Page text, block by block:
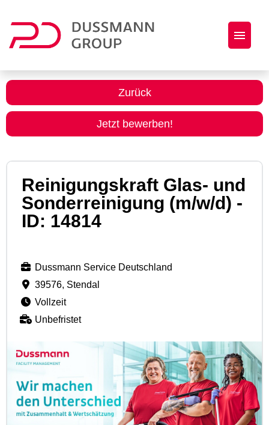
Jobs
Initiativbewerbung
Zurück
Jetzt bewerben!
Reinigungskraft Glas- und
Sonderreinigung (m/w/d) -
ID: 14814
Dussmann Service Deutschland
39576, Stendal
Vollzeit
Unbefristet